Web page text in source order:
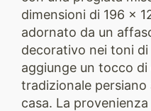
dimensioni di 196 x
adornato da un
decorativo nei toni
aggiunge un tocco di
tradizionale persiano
casa. La